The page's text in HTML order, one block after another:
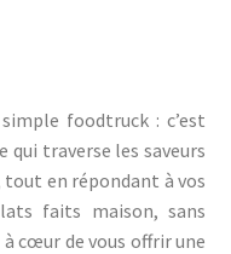
foodtruck : c’est
qui traverse les saveurs
tout en répondant à vos
faits maison, sans
cœur de vous offrir une